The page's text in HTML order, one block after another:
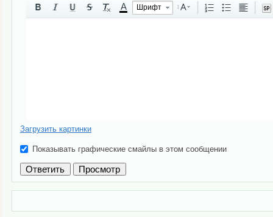
A Шрифт
Загрузить картинки
Показывать графические смайлы в этом сообщении